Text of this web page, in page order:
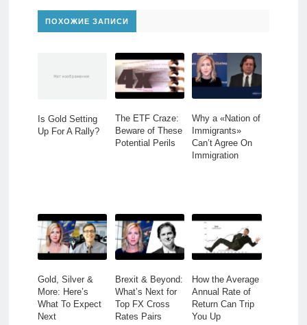
ПОХОЖИЕ ЗАПИСИ
Is Gold Setting
Up For A Rally?
The ETF Craze:
Beware of These
Potential Perils
Why a «Nation of
Immigrants»
Can’t Agree On
Immigration
Gold, Silver &
More: Here’s
What To Expect
Next
Brexit & Beyond:
What’s Next for
Top FX Cross
Rates Pairs
How the Average
Annual Rate of
Return Can Trip
You Up